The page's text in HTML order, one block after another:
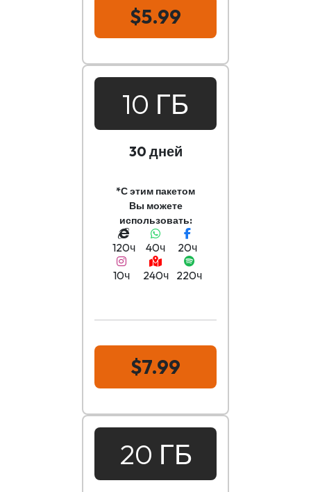
$5.99
10 ГБ
30 дней
*С этим пакетом
Вы можете
использовать:
120ч 40ч
20ч
10ч
240ч 220ч
$7.99
20 ГБ